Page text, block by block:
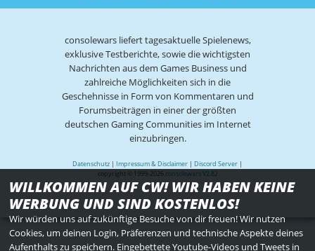
consolewars liefert tagesaktuelle Spielenews,
exklusive Testberichte, sowie die wichtigsten
Nachrichten aus dem Games Business und
zahlreiche Möglichkeiten sich in die
Geschehnisse in Form von Kommentaren und
Forumsbeiträgen in einer der größten
deutschen Gaming Communities im Internet
einzubringen.
Datenschutz | Impressum & Disclaimer | Discord Server |
copyright © 1999-2026 consolewars V2.82
WILLKOMMEN AUF CW! WIR HABEN KEINE
WERBUNG UND SIND KOSTENLOS!
Wir würden uns auf zukünftige Besuche von dir freuen! Wir nutzen
Cookies, um deinen Login, Präferenzen und technische Aspekte deines
Aufenthalts zu speichern. Eingebettete Youtube-Videos und Tweets in